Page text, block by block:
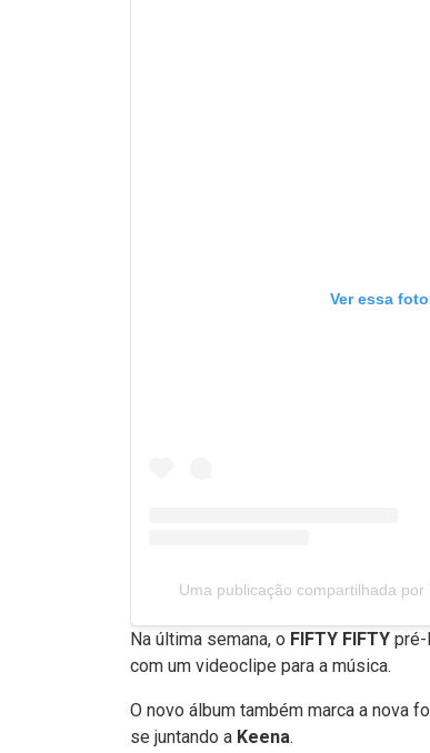
Ver essa
Uma publicação compartilhada
Na última semana, o FIFTY FIFTY pré-
com um videoclipe para a música.
O novo álbum também marca a nova
se juntando a Keena.